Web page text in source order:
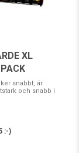
XL
snabbt, är
och snabb i
:-)